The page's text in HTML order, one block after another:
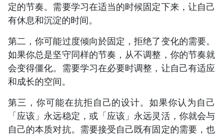
定的节奏。需要学习在适当的时候固定下来，让自己
有休息和沉淀的时间。
第二，你可能过度倾向於固定，拒绝了变化的需要。
如果你总是坚守同样的节奏，从不调整，你的节奏就
会变得僵化。需要学习在必要时调整，让自己有适应
和成长的空间。
第三，你可能在抗拒自己的设计。如果你认为自己
「应该」永远稳定，或「应该」永远灵活，你就会与
自己的本质对抗。需要接受自己既有固定的需要，也